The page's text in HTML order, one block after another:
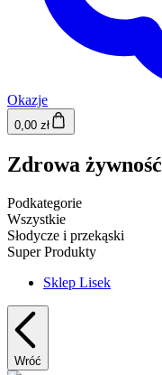
Okazje
0,00 zł
Zdrowa żywność
Podkategorie
Wszystkie
Słodycze i przekąski
Super Produkty
Sklep Lisek
Wróć